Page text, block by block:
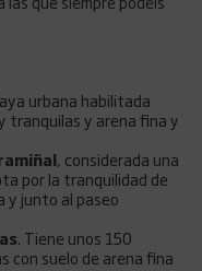
urbana habilitada
tranquilas y arena fina y
, considerada una
por la tranquilidad de
y junto al paseo
. Tiene unos 150
con suelo de arena fina